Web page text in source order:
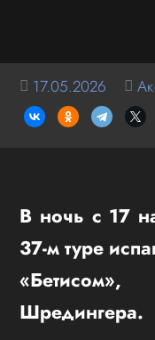
17.05.2026
В ночь с 17
37-м туре
Шредингера.